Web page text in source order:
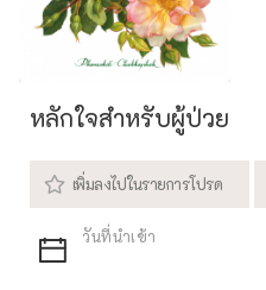
หลักใจสำหรับผู้ป่วย